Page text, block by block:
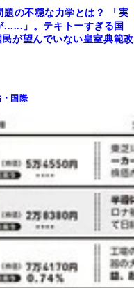
の不穏な力学とは？ 「実
」。テキトーすぎる国
が望んでいない皇室典範改
・国際